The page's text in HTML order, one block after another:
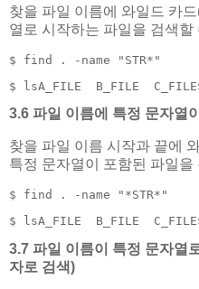
찾을 파일 이름에 와일드 카
열로 시작하는 파일을 검색할
$ find . -name "STR*"
$ lsA_FILE  B_FILE
3.6 파일 이름에 특정 문자열
찾을 파일 이름 시작과 끝에
특정 문자열이 포함된 파일을
$ find . -name "*STR*"
$ lsA_FILE  B_FILE
3.7 파일 이름이 특정 문자열
자로 검색)